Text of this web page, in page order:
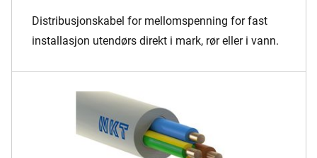
Distribusjonskabel for mellomspenning for fast
installasjon utendørs direkt i mark, rør eller i vann.